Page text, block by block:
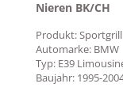
Nieren BK/CH
Produkt: Sportgrill
Automarke: BMW
Typ: E39
Baujahr: 1995-